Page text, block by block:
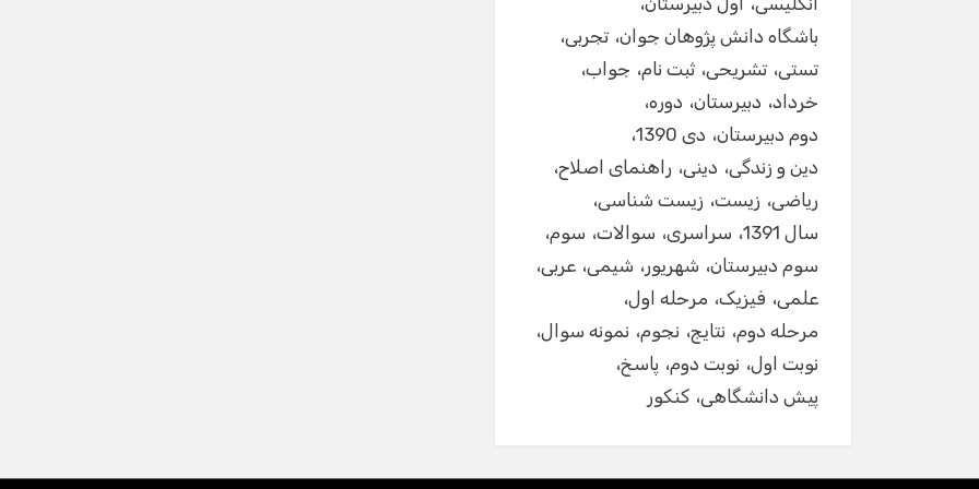
باشگاه دانش پژوهان جوان تجربی
تستی تشریحی ثبت نام جواب
خرداد دبیرستان دوره
دوم دبیرستان دی 1390
دین و زندگی دینی راهنمای اصلاح
ریاضی زیست زیست شناسی
سال 1391
سراسری سوالات سوم
سوم دبیرستان شهریور شیمی عربی
علمی فیزیک مرحله اول
مرحله دوم نتایج نجوم نمونه سوال
نوبت اول نوبت دوم پاسخ
پیش دانشگاهی کنکور